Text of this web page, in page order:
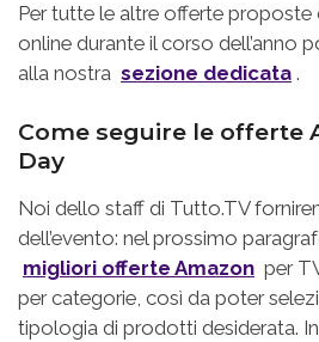
Per tutte le altre offerte proposte
online durante il corso dell’anno
alla nostra sezione dedicata .
Come seguire le offerte
Day
Noi dello staff di Tutto.TV
dell’evento: nel prossimo
migliori offerte Amazon per
per categorie, così da poter
tipologia di prodotti desiderata.